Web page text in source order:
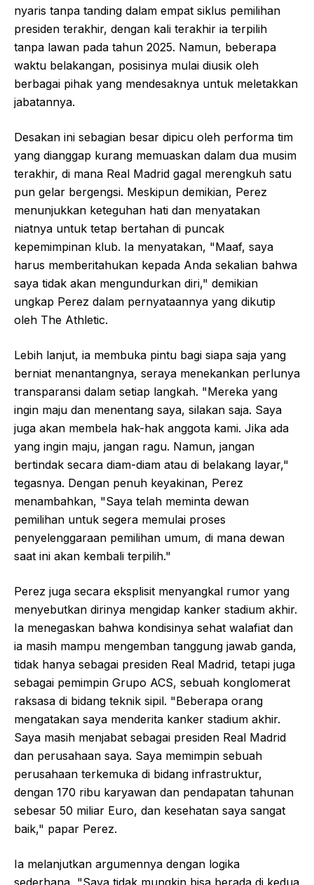
nyaris tanpa tanding dalam empat siklus pemilihan
presiden terakhir, dengan kali terakhir ia terpilih
tanpa lawan pada tahun 2025. Namun, beberapa
waktu belakangan, posisinya mulai diusik oleh
berbagai pihak yang mendesaknya untuk meletakkan
jabatannya.
Desakan ini sebagian besar dipicu oleh performa tim
yang dianggap kurang memuaskan dalam dua musim
terakhir, di mana Real Madrid gagal merengkuh satu
pun gelar bergengsi. Meskipun demikian, Perez
menunjukkan keteguhan hati dan menyatakan
niatnya untuk tetap bertahan di puncak
kepemimpinan klub. Ia menyatakan, "Maaf, saya
harus memberitahukan kepada Anda sekalian bahwa
saya tidak akan mengundurkan diri," demikian
ungkap Perez dalam pernyataannya yang dikutip
oleh The Athletic.
Lebih lanjut, ia membuka pintu bagi siapa saja yang
berniat menantangnya, seraya menekankan perlunya
transparansi dalam setiap langkah. "Mereka yang
ingin maju dan menentang saya, silakan saja. Saya
juga akan membela hak-hak anggota kami. Jika ada
yang ingin maju, jangan ragu. Namun, jangan
bertindak secara diam-diam atau di belakang layar,"
tegasnya. Dengan penuh keyakinan, Perez
menambahkan, "Saya telah meminta dewan
pemilihan untuk segera memulai proses
penyelenggaraan pemilihan umum, di mana dewan
saat ini akan kembali terpilih."
Perez juga secara eksplisit menyangkal rumor yang
menyebutkan dirinya mengidap kanker stadium akhir.
Ia menegaskan bahwa kondisinya sehat walafiat dan
ia masih mampu mengemban tanggung jawab ganda,
tidak hanya sebagai presiden Real Madrid, tetapi juga
sebagai pemimpin Grupo ACS, sebuah konglomerat
raksasa di bidang teknik sipil. "Beberapa orang
mengatakan saya menderita kanker stadium akhir.
Saya masih menjabat sebagai presiden Real Madrid
dan perusahaan saya. Saya memimpin sebuah
perusahaan terkemuka di bidang infrastruktur,
dengan 170 ribu karyawan dan pendapatan tahunan
sebesar 50 miliar Euro, dan kesehatan saya sangat
baik," papar Perez.
Ia melanjutkan argumennya dengan logika
sederhana, "Saya tidak mungkin bisa berada di kedua